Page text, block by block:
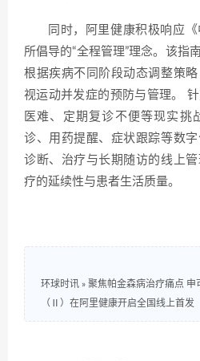
同时，阿里健康积极响应
所倡导的“全程管理”理念。该指
根据疾病不同阶段动态调整策
视运动并发症的预防与管理。
医难、定期复诊不便等现实挑
诊、用药提醒、症状跟踪等数
诊断、治疗与长期随访的线上
疗的延续性与患者生活质量。
环球时讯 » 聚焦帕金森病治疗痛点
（Ⅱ）在阿里健康开启全国线上首发